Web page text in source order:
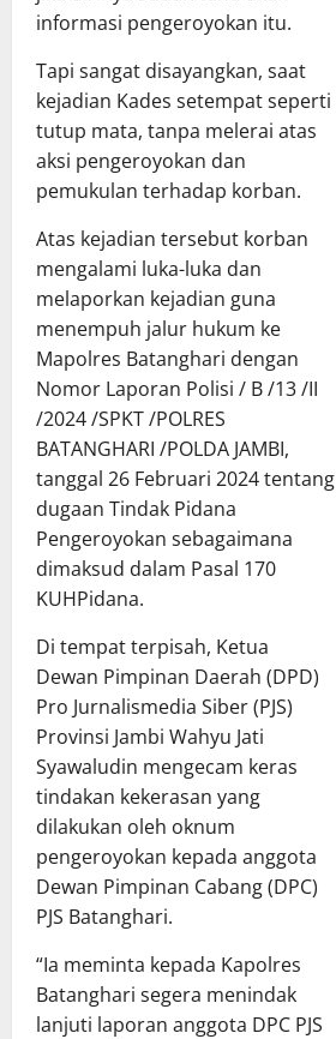
informasi pengeroyokan itu.
Tapi sangat disayangkan, saat
kejadian Kades setempat seperti
tutup mata, tanpa melerai atas
aksi pengeroyokan dan
pemukulan terhadap korban.
Atas kejadian tersebut korban
mengalami luka-luka dan
melaporkan kejadian guna
menempuh jalur hukum ke
Mapolres Batanghari dengan
Nomor Laporan Polisi / B /13 /II
/2024 /SPKT /POLRES
BATANGHARI /POLDA JAMBI,
tanggal 26 Februari 2024 tentang
dugaan Tindak Pidana
Pengeroyokan sebagaimana
dimaksud dalam Pasal 170
KUHPidana.
Di tempat terpisah, Ketua
Dewan Pimpinan Daerah (DPD)
Pro Jurnalismedia Siber (PJS)
Provinsi Jambi Wahyu Jati
Syawaludin mengecam keras
tindakan kekerasan yang
dilakukan oleh oknum
pengeroyokan kepada anggota
Dewan Pimpinan Cabang (DPC)
PJS Batanghari.
“Ia meminta kepada Kapolres
Batanghari segera menindak
lanjuti laporan anggota DPC PJS